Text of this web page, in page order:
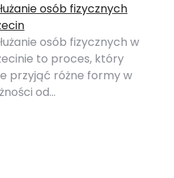
osób fizycznych
osób fizycznych w
to proces, który
przyjąć różne formy w
od…